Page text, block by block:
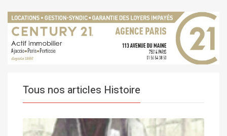
Tous nos articles Histoire